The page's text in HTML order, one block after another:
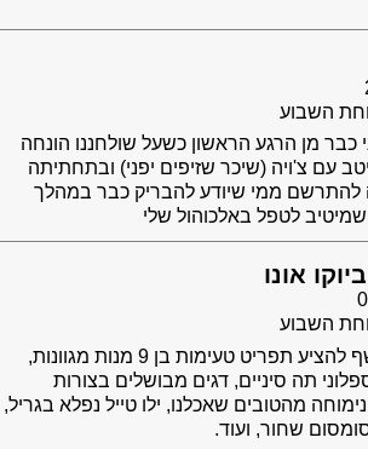
השבוע
כבר מן הרגע הראשון כשעל שולחננו הונחה
עם צ'ויה (שיכר שזיפים יפני) ובתחתיתה
להתרשם ממי שיודע להבריק כבר במהלך
שמיטיב לטפל באלכוהול שלי
אונו
השבוע
בערב בו היינו בחר השף להציע תפריט טעימות בן 9 מנות מגוונות,
תה סיניים, דגים מבושלים בצורות
מהטובים שאכלנו, ילו טייל נפלא בגריל,
שחור, ועוד.